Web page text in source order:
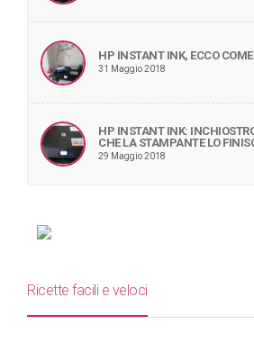
HP INSTANT INK, ECCO
31 Maggio 2018
HP INSTANT INK:
CHE LA STAMPANTE LO
29 Maggio 2018
Ricette facili e veloci